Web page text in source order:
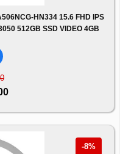
HN334 15.6 FHD IPS
512GB SSD VIDEO 4GB
-8%